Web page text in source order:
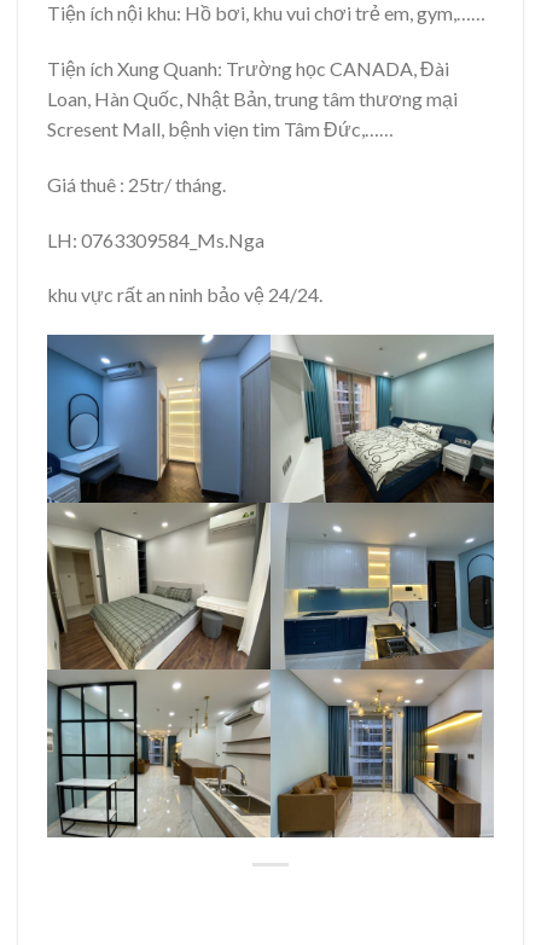
Tiện ích nội khu: Hồ bơi, khu vui chơi trẻ em, gym,……
Tiện ích Xung Quanh: Trường học CANADA, Đài
Loan, Hàn Quốc, Nhật Bản, trung tâm thương mại
Scresent Mall, bệnh viẹn tim Tâm Đức,……
Giá thuê : 25tr/ tháng.
LH: 0763309584_Ms.Nga
khu vực rất an ninh bảo vệ 24/24.